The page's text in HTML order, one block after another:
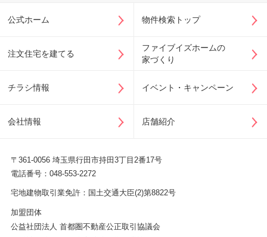
公式ホーム 物件検索トップ
注文住宅を建てる
ファイブイズホームの
家づくり
チラシ情報 イベント・キャンペーン
会社情報 店舗紹介
〒361-0056 埼玉県行田市持田3丁目2番17号
電話番号：048-553-2272
宅地建物取引業免許：国土交通大臣(2)第8822号
加盟団体
公益社団法人 首都圏不動産公正取引協議会